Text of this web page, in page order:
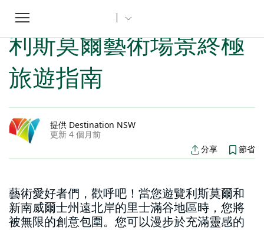
Toggle
navigation
家
利斯莫爾藝術場景終極
旅遊指南
提供 Destination NSW
更新 4 個月前
分享 節省
藝術愛好者們，歡呼吧！當您遊覽利斯莫爾和
新南威爾士州遠北岸的里士滿谷地區時，您將
被無限的創意包圍。您可以漫步於充滿靈感的